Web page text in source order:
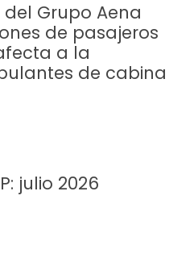
Grupo Aena
de pasajeros
a la
de cabina
julio 2026